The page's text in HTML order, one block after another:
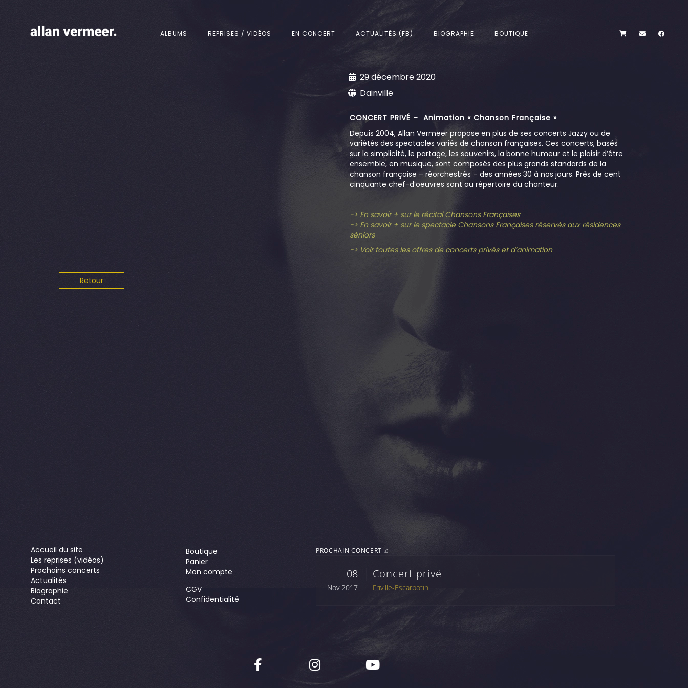
ALBUMS REPRISES / VIDÉOS EN CONCERT ACTUALITÉS (FB) BIOGRAPHIE BOUTIQUE
29 décembre 2020
Dainville
CONCERT PRIVÉ – Animation « Chanson Française »
Depuis 2004, Allan Vermeer propose en plus de ses concerts Jazzy ou de
variétés des spectacles variés de chanson françaises. Ces concerts, basés
sur la simplicité, le partage, les souvenirs, la bonne humeur et le plaisir d’être
ensemble, en musique, sont composés des plus grands standards de la
chanson française – réorchestrés – des années 30 à nos jours. Près de cent
cinquante chef-d’oeuvres sont au répertoire du chanteur.
-> En savoir + sur le récital Chansons Françaises
-> En savoir + sur le spectacle Chansons Françaises réservés aux résidences
séniors
-> Voir toutes les offres de concerts privés et d’animation
Retour
Accueil du site
Les reprises (vidéos)
Prochains concerts
Actualités
Biographie
Contact
Boutique
Panier
Mon compte
CGV
Confidentialité
PROCHAIN CONCERT ♫
08
Nov 2017
Concert privé
Friville-Escarbotin